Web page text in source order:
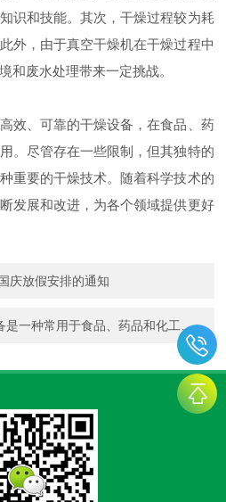
识和技能。其次，干燥过程较为耗
外，由于真空干燥机在干燥过程中
和废水处理带来一定挑战。
、可靠的干燥设备，在食品、药
。尽管存在一些限制，但其独特的
重要的干燥技术。随着科学技术的
发展和改进，为各个领域提供更好
庆放假安排的通知
常用于食品、药品和化工等领域的冷冻技术